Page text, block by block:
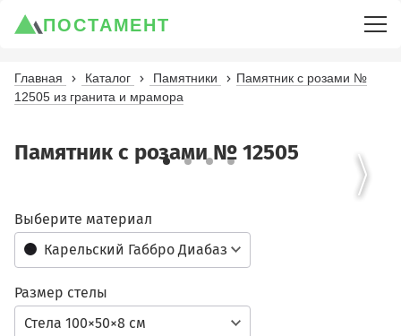
ПОСТАМЕНТ
Главная Каталог Памятники
Памятник с розами №
12505 из гранита и мрамора
Памятник с розами № 12505
Карельский Габбро Диабаз
Выберите материал
Стела 100×50×8 см
Размер стелы